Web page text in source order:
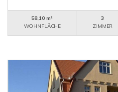
58,10 m²
WOHNFLÄCHE
3
ZIMMER